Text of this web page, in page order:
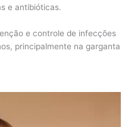
e antibióticas.
e controle de infecções
principalmente na garganta